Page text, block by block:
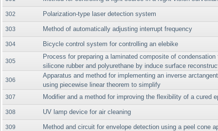
302 Polarization-type laser detection system
303 Method of automatically adjusting interrupt frequency
304 Bicycle control system for controlling an elebike
305
Process for preparing a laminated composite of condensation
silicone rubber and polyurethane by induce surface
306
Apparatus and method for implementing an inverse
using piecewise linear theorem to simplify
307 Modifier and a method for improving the flexibility of a cured
308 UV lamp device for air cleaning
309 Method and circuit for envelope detection using a peel cone